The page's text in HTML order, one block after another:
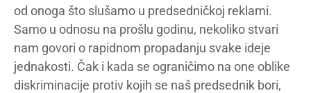
od onoga što slušamo u predsedničkoj reklami.
Samo u odnosu na prošlu godinu, nekoliko stvari
nam govori o rapidnom propadanju svake ideje
jednakosti. Čak i kada se ograničimo na one oblike
diskriminacije protiv kojih se naš predsednik bori,